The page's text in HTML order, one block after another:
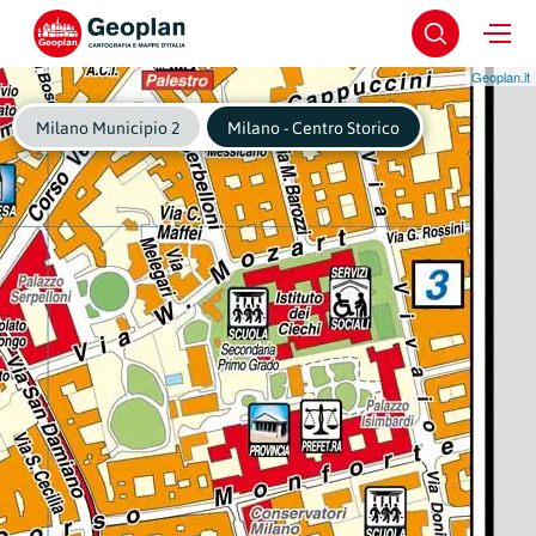
Geoplan.it
Milano Municipio 2 Milano - Centro Storico